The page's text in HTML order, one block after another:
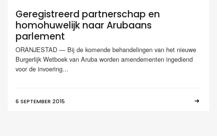
Geregistreerd partnerschap en
homohuwelijk naar Arubaans
parlement
ORANJESTAD — Bij de komende behandelingen van het nieuwe
Burgerlijk Wetboek van Aruba worden amendementen ingediend
voor de invoering...
6 SEPTEMBER 2015